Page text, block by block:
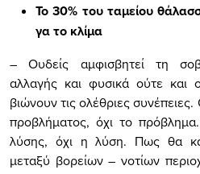
Το 30% του ταμείου
γα το κλίμα
– Ουδείς αμφισβητεί τη
αλλαγής και φυσικά ούτε και
βιώνουν τις ολέθριες
προβλήματος, όχι το
λύσης, όχι η λύση. Πως θα
μεταξύ βορείων – νοτίων